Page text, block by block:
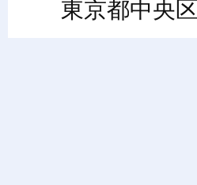
東京都中央